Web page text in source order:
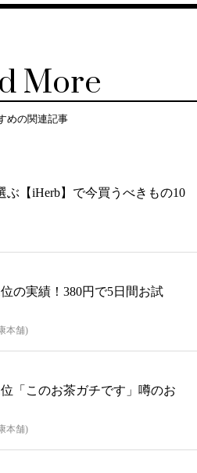
More
めの関連記事
ぶ【iHerb】で今買うべきもの10
の実績！380円で5日間お試
本舗)
「このお茶ガチです」噂のお
本舗)